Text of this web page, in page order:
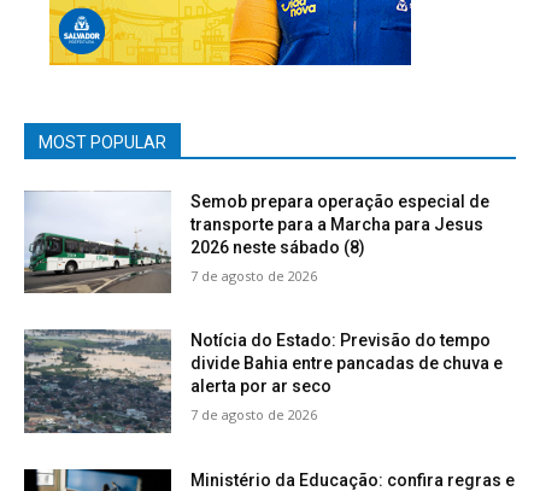
MOST POPULAR
Semob prepara operação especial de
transporte para a Marcha para Jesus
2026 neste sábado (8)
7 de agosto de 2026
Notícia do Estado: Previsão do tempo
divide Bahia entre pancadas de chuva e
alerta por ar seco
7 de agosto de 2026
Ministério da Educação: confira regras e